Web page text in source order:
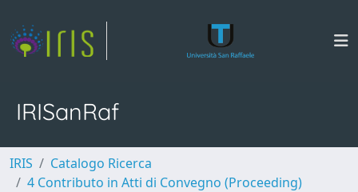
IRISanRaf
IRIS
Catalogo Ricerca
4 Contributo in Atti di Convegno (Proceeding)